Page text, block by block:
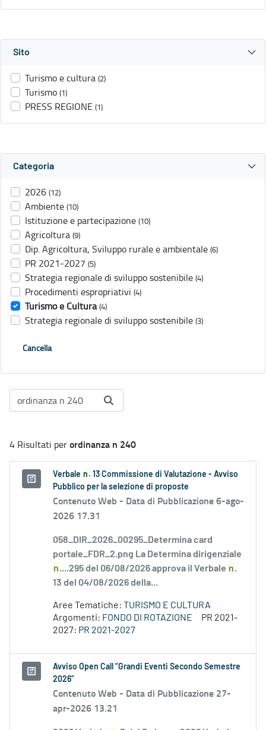
Sito
Turismo e cultura (2)
Turismo (1)
PRESS REGIONE (1)
Categoria
2026 (12)
Ambiente (10)
Istituzione e partecipazione (10)
Agricoltura (9)
Dip. Agricoltura, Sviluppo rurale e ambientale (6)
PR 2021-2027 (5)
Strategia regionale di sviluppo sostenibile (4)
Procedimenti espropriativi (4)
Turismo e Cultura (4)
Strategia regionale di sviluppo sostenibile (3)
Cancella
4 Risultati perordinanza n 240
Verbale n . 13 Commissione di Valutazione - Avviso
Pubblico per la selezione di proposte
Contenuto Web - Data di Pubblicazione 6-ago-
2026 17.31
058_DIR_2026_00295_Determina card
portale_FDR_2.png La Determina dirigenziale
n....295 del 06/08/2026 approva il Verbale n.
13 del 04/08/2026 della...
Aree Tematiche: TURISMO E CULTURA
Argomenti: FONDO DI ROTAZIONE
PR 2021-
2027: PR 2021-2027
Avviso Open Call “Grandi Eventi Secondo Semestre
2026”
Contenuto Web - Data di Pubblicazione 27-
apr-2026 13.21